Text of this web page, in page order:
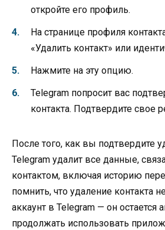
откройте его профиль.
На странице профиля
«Удалить контакт» или
Нажмите на эту опцию.
Telegram попросит вас
контакта. Подтвердите свое
После того, как вы подтвердите
Telegram удалит все данные,
контактом, включая историю
помнить, что удаление контакта
аккаунт в Telegram — он
продолжать использовать